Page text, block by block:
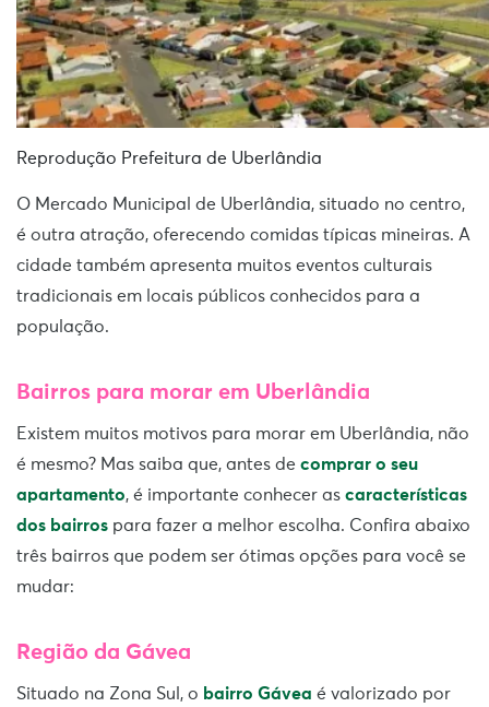
Reprodução Prefeitura de Uberlândia
O Mercado Municipal de Uberlândia, situado no centro,
é outra atração, oferecendo comidas típicas mineiras. A
cidade também apresenta muitos eventos culturais
tradicionais em locais públicos conhecidos para a
população.
Bairros para morar em Uberlândia
Existem muitos motivos para morar em Uberlândia, não
é mesmo? Mas saiba que, antes de comprar o seu
apartamento, é importante conhecer as características
dos bairros para fazer a melhor escolha. Confira abaixo
três bairros que podem ser ótimas opções para você se
mudar:
Região da Gávea
Situado na Zona Sul, o bairro Gávea é valorizado por